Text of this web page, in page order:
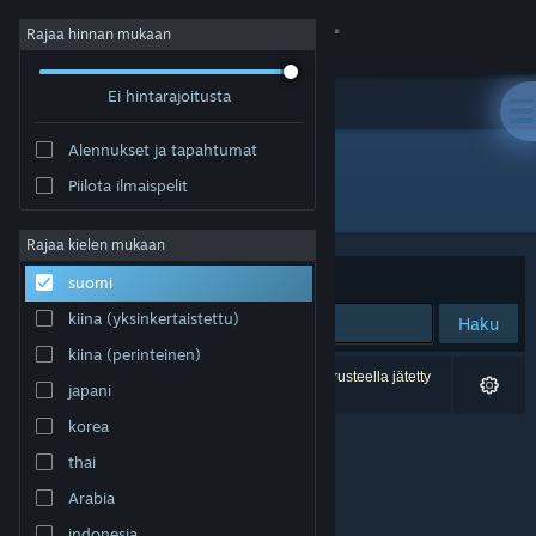
Kirjaudu sisään
Tietoa
Tuki
Vaihda kieli
Hanki Steam-mobiilisovellus
Näytä työpöytäsivusto
Rajaa hinnan mukaan
Ei hintarajoitusta
Alennukset ja tapahtumat
Piilota ilmaispelit
Rajaa kielen mukaan
suomi
kiina (yksinkertaistettu)
kiina (perinteinen)
japani
korea
thai
Arabia
Kehittäjä: Jon Sudbury Games
Järjestelyperuste
Haku
0 tulosta vastaa hakuasi. 1 peli on asetustesi perusteella jätetty
pois.